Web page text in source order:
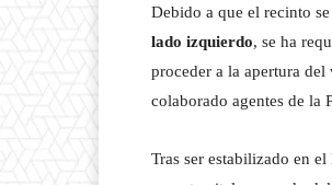
Debido a que el recinto
lado izquierdo, se ha
proceder a la apertura
colaborado agentes de la
Tras ser estabilizado en